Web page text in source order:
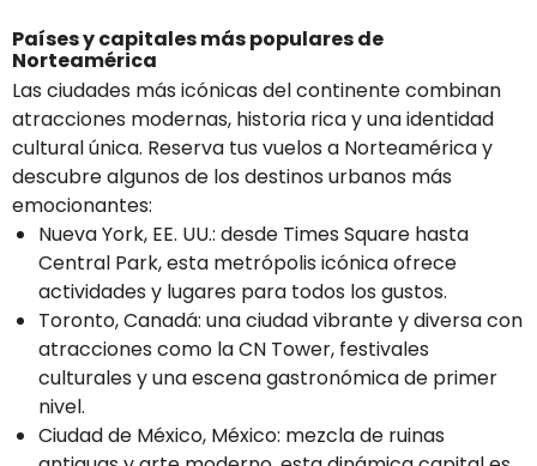
Países y capitales más populares de
Norteamérica
Las ciudades más icónicas del continente combinan
atracciones modernas, historia rica y una identidad
cultural única. Reserva tus vuelos a Norteamérica y
descubre algunos de los destinos urbanos más
emocionantes:
Nueva York, EE. UU.: desde Times Square hasta
Central Park, esta metrópolis icónica ofrece
actividades y lugares para todos los gustos.
Toronto, Canadá: una ciudad vibrante y diversa con
atracciones como la CN Tower, festivales
culturales y una escena gastronómica de primer
nivel.
Ciudad de México, México: mezcla de ruinas